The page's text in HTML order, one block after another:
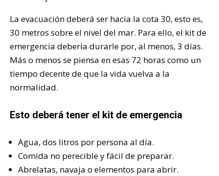
La evacuación deberá ser hacia la cota 30, esto es,
30 metros sobre el nivel del mar. Para ello, el kit de
emergencia debería durarle por, al menos, 3 días.
Más o menos se piensa en esas 72 horas como un
tiempo decente de que la vida vuelva a la
normalidad.
Esto deberá tener el kit de emergencia
Agua, dos litros por persona al día.
Comida no perecible y fácil de preparar.
Abrelatas, navaja o elementos para abrir.